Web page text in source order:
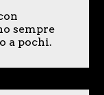
sempre
a pochi.